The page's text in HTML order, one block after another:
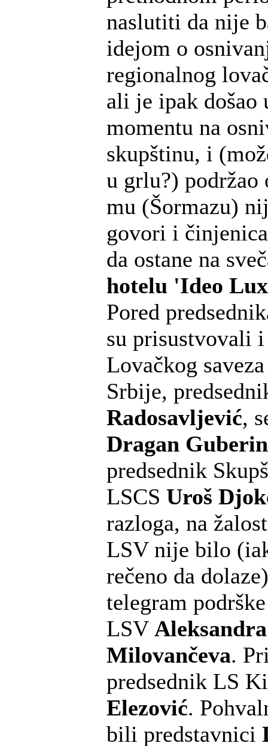
naslutiti da nije
idejom o
regionalnog
ali je ipak došao
momentu na
skupštinu, i
u grlu?) podržao
mu (Šormazu)
govori i
da ostane na
hotelu 'Ideo
Pored
su prisustvovali
Lovačkog
Srbije,
Radosavljević,
Dragan
predsednik
LSCS Uroš
razloga, na
LSV nije bilo
rečeno da
telegram
LSV Aleksandra
Milovančeva.
predsednik LS
Elezović.
bili predstavnici